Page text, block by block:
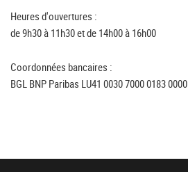
Heures d'ouvertures :
de 9h30 à 11h30 et de 14h00 à 16h00
Coordonnées bancaires :
BGL BNP Paribas LU41 0030 7000 0183 0000